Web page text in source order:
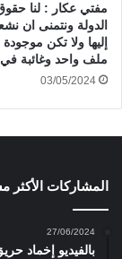
مفتي عكار : لنا
الدولة ونتمنى ان
إليها ولا تكن
ملف واحد وغائبة في
03/05/2024
المشاركات الأكثر
27/06/2024
بالفيديو إخماد